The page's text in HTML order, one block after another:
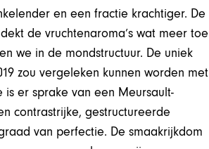
en een fractie krachtiger. De
de vruchtenaroma’s wat meer toe
we in de mondstructuur. De uniek
zou vergeleken kunnen worden met
er sprake van een Meursault-
contrastrijke, gestructureerde
van perfectie. De smaakrijkdom